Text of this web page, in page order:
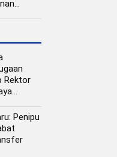
Rektor
Penipu